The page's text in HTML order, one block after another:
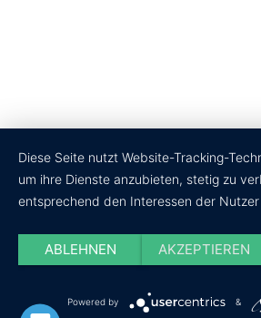
Datenschutz Impressum Cookie-
Diese Seite nutzt Website-Tracking-
um ihre Dienste anzubieten, stetig zu
entsprechend den Interessen der Nutzer
ABLEHNEN AKZEPTIEREN
Powered by &